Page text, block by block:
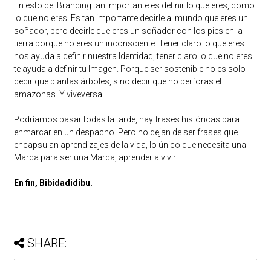
En esto del Branding tan importante es definir lo que eres, como
lo que no eres. Es tan importante decirle al mundo que eres un
soñador, pero decirle que eres un soñador con los pies en la
tierra porque no eres un inconsciente. Tener claro lo que eres
nos ayuda a definir nuestra Identidad, tener claro lo que no eres
te ayuda a definir tu Imagen. Porque ser sostenible no es solo
decir que plantas árboles, sino decir que no perforas el
amazonas. Y viveversa.
Podríamos pasar todas la tarde, hay frases históricas para
enmarcar en un despacho. Pero no dejan de ser frases que
encapsulan aprendizajes de la vida, lo único que necesita una
Marca para ser una Marca, aprender a vivir.
En fin, Bibidadidibu.
SHARE: